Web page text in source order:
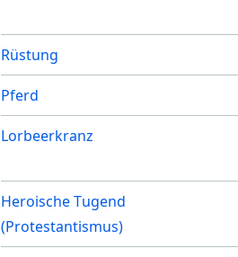
Rüstung
Pferd
Lorbeerkranz
Heroische Tugend
(Protestantismus)